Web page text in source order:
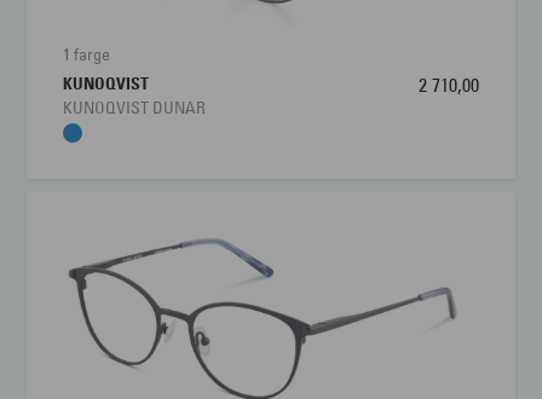
1 farge
KUNOQVIST
KUNOQVIST DUNAR
2 710,00